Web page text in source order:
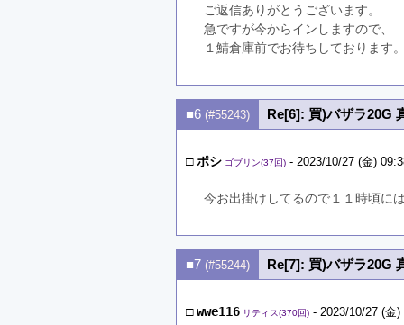
ご返信ありがとうございます。
急ですが今からインしますので、
１鯖倉庫前でお待ちしております
■6 (#55243) Re[6]: 買)バザラ20G
□ポシ ゴブリン(37回) - 2023/10/27 (金)
今お出掛けしてるので１１時頃に
■7 (#55244) Re[7]: 買)バザラ20G
□wwe116 リティス(370回) - 2023/10/27 (金